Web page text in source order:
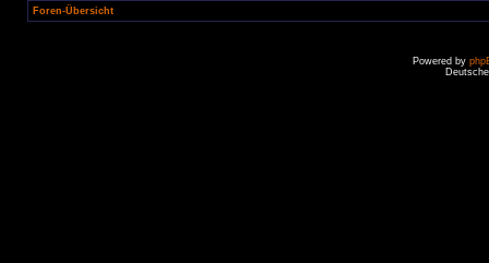
Foren-Übersicht
Powered by